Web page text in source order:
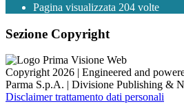
Pagina visualizzata 204 volte
Sezione Copyright
Copyright 2026 | Engineered and
Parma S.p.A. | Divisione Publishing &
Disclaimer trattamento dati personali